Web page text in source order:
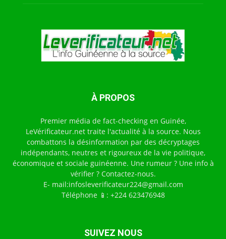
À PROPOS
Premier média de fact-checking en Guinée,
LeVérificateur.net traite l'actualité à la source. Nous
combattons la désinformation par des décryptages
indépendants, neutres et rigoureux de la vie politique,
économique et sociale guinéenne. Une rumeur ? Une info à
vérifier ? Contactez-nous.
E- mail:infosleverificateur224@gmail.com
Téléphone 📱: +224 623476948
SUIVEZ NOUS